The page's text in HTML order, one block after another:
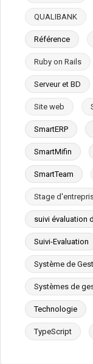
QUALIBANK
Référence
Ruby on Rails
Serveur et BD
Site web
SmartERP
SmartMifin
SmartTeam
Stage
suivi évaluation
Suivi-Evaluation
Système de
Systèmes de
Technologie
TypeScript